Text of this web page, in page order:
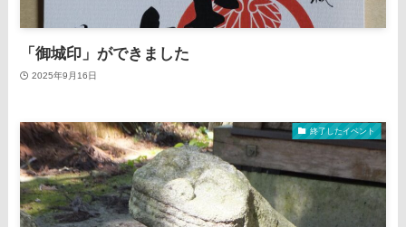
「御城印」ができました
2025年9月16日
終了したイベント